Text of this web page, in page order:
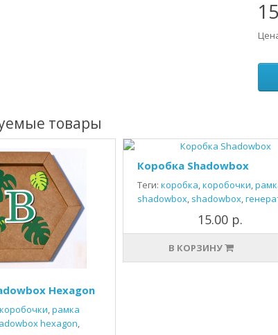
товары
Hexagon
коробочки,рамка
hexagon,
Коробка Shadowbox
Теги: коробка,коробочки,
shadowbox, shadowbox,
15.00 р.
В КОРЗИНУ